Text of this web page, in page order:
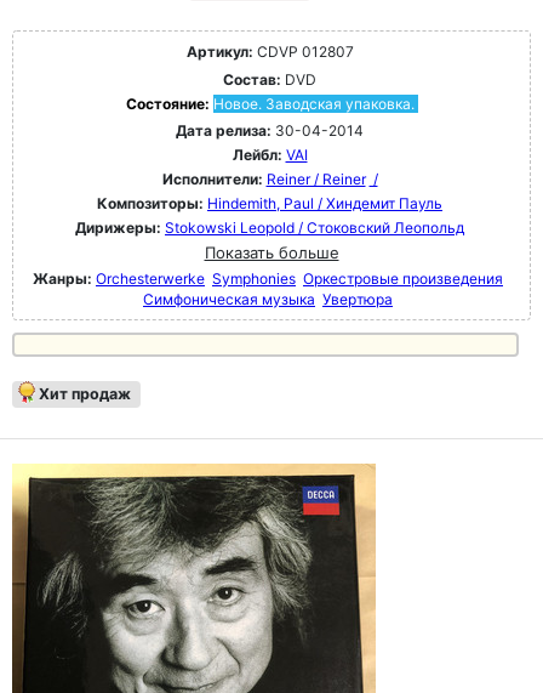
Артикул: CDVP 012807
Состав: DVD
Состояние: Новое. Заводская упаковка.
Дата релиза: 30-04-2014
Лейбл: VAI
Исполнители: Reiner / Reiner /
Композиторы: Hindemith, Paul / Хиндемит Пауль
Дирижеры: Stokowski Leopold / Стоковский Леопольд
Показать больше
Жанры: Orchesterwerke Symphonies Оркестровые произведения
Симфоническая музыка Увертюра
Хит продаж